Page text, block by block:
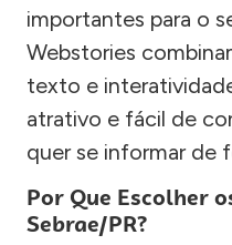
importantes para o
Webstories
texto e
atrativo e fácil de
quer se informar de
Por Que Escolher
Sebrae/PR?